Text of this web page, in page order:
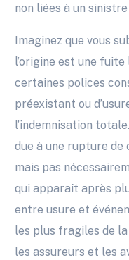
non liées à un
Imaginez que vous
l’origine est une fuite
certaines polices
préexistant ou
l’indemnisation
due à une rupture
mais pas
qui apparaît après
entre usure et
les plus fragiles de
les assureurs et les